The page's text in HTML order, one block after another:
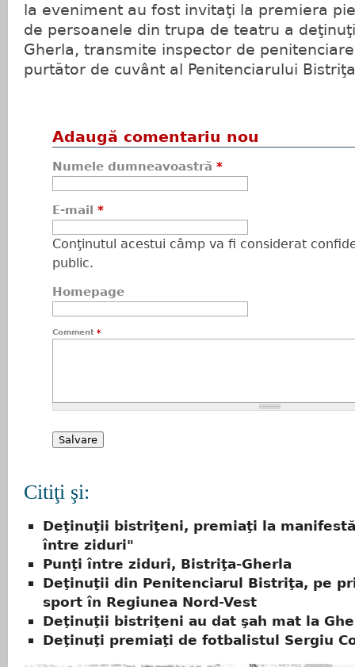
la eveniment au fost invitaţi la premiera
de persoanele din trupa de teatru a
Gherla, transmite inspector de
purtător de cuvânt al Penitenciarului
Adaugă comentariu nou
Numele dumneavoastră *
E-mail *
Conţinutul acestui câmp va fi considerat
public.
Homepage
Comment *
Citiţi şi:
Deţinuţii bistriţeni, premiaţi la
între ziduri"
Punţi între ziduri, Bistriţa-Gherla
Deţinuţii din Penitenciarul Bistriţa, pe
sport în Regiunea Nord-Vest
Deţinuţii bistriţeni au dat şah mat la
Deţinuţi premiaţi de fotbalistul Sergiu